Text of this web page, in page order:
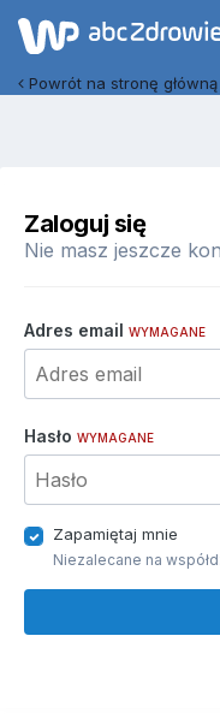
Powrót na stronę główną
Zaloguj się
Nie masz jeszcze
Adres email WYMAGANE
Hasło WYMAGANE
Zapamiętaj mnie
Niezalecane na